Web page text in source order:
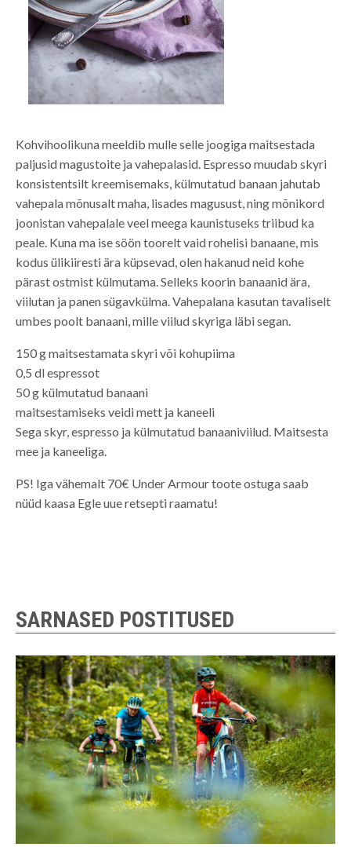
Kohvihoolikuna meeldib mulle selle joogiga maitsestada
paljusid magustoite ja vahepalasid. Espresso muudab skyri
konsistentsilt kreemisemaks, külmutatud banaan jahutab
vahepala mõnusalt maha, lisades magusust, ning mõnikord
joonistan vahepalale veel meega kaunistuseks triibud ka
peale. Kuna ma ise söön toorelt vaid rohelisi banaane, mis
kodus ülikiiresti ära küpsevad, olen hakanud neid kohe
pärast ostmist külmutama. Selleks koorin banaanid ära,
viilutan ja panen sügavkülma. Vahepalana kasutan tavaliselt
umbes poolt banaani, mille viilud skyriga läbi segan.
150 g maitsestamata skyri või kohupiima
0,5 dl espressot
50 g külmutatud banaani
maitsestamiseks veidi mett ja kaneeli
Sega skyr, espresso ja külmutatud banaaniviilud. Maitsesta
mee ja kaneeliga.
PS! Iga vähemalt 70€ Under Armour toote ostuga saab
nüüd kaasa Egle uue retsepti raamatu!
SARNASED POSTITUSED